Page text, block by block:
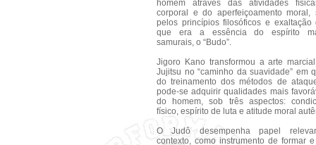
homem através das atividades
corporal e do aperfeiçoamento moral,
pelos princípios filosóficos e exaltação
que era a essência do espírito
samurais, o “Budo”.
Jigoro Kano transformou a arte
Jujitsu no “caminho da suavidade” em
do treinamento dos métodos de
pode-se adquirir qualidades mais
do homem, sob três aspectos:
físico, espírito de luta e atitude moral
O Judô desempenha papel
contexto, como instrumento de formar